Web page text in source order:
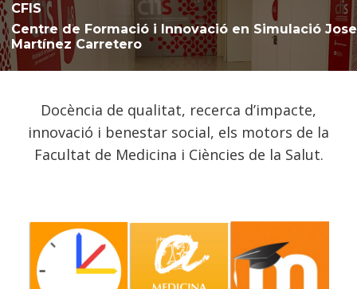
CFIS
Centre de Formació i Innovació en Simulació
Martínez Carretero
Docència de qualitat, recerca d’impacte,
innovació i benestar social, els motors de la
Facultat de Medicina i Ciències de la Salut.